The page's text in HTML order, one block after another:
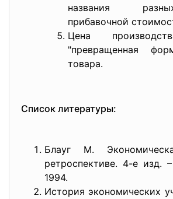
названия
прибавочной
Цена
"превращенная
товара.
Список литературы:
Блауг М.
ретроспективе. 4-е изд.
1994.
История экономических